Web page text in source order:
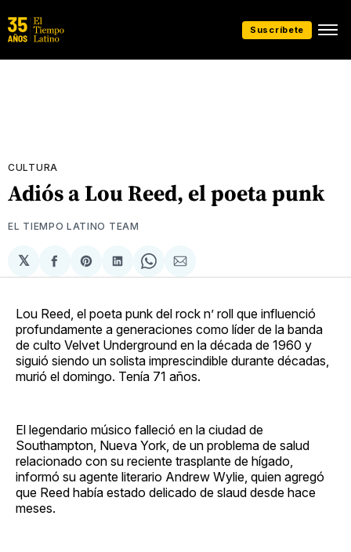
Suscríbete
CULTURA
Adiós a Lou Reed, el poeta punk
EL TIEMPO LATINO TEAM
𝕏
Compartir
en
Share
on
Compartir
en
Share
on
Compartir
via
Lou Reed, el poeta punk del rock n’ roll que influenció
profundamente a generaciones como líder de la banda
de culto Velvet Underground en la década de 1960 y
siguió siendo un solista imprescindible durante décadas,
murió el domingo. Tenía 71 años.
El legendario músico falleció en la ciudad de
Southampton, Nueva York, de un problema de salud
relacionado con su reciente trasplante de hígado,
informó su agente literario Andrew Wylie, quien agregó
que Reed había estado delicado de slaud desde hace
meses.